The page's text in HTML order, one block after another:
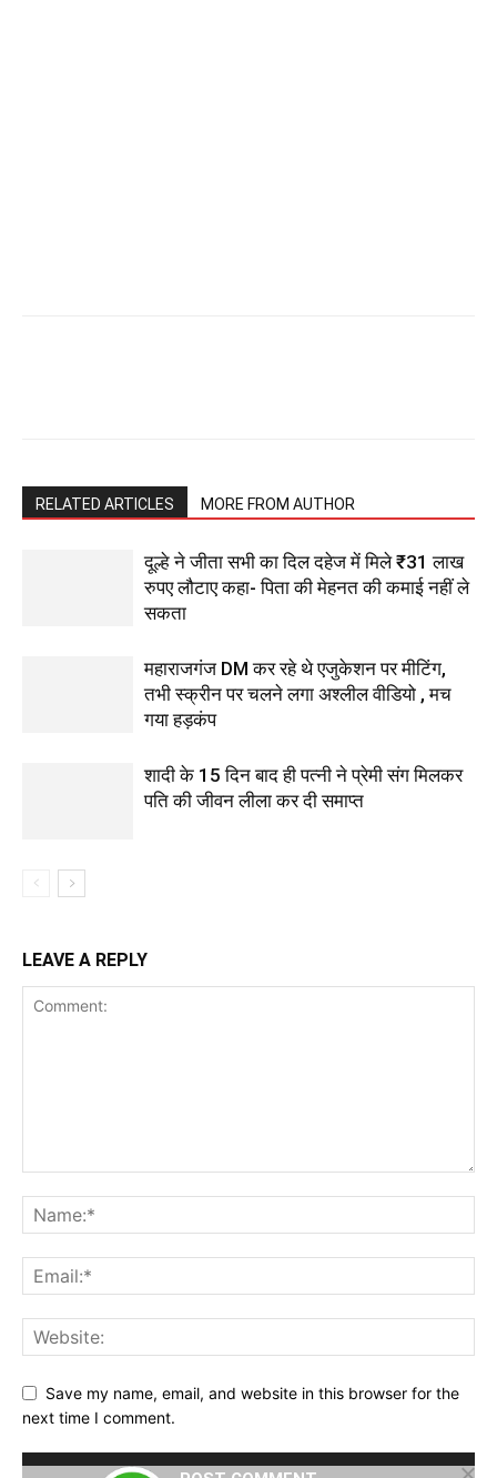
RELATED ARTICLES MORE FROM AUTHOR
दूल्हे ने जीता सभी का दिल दहेज में मिले ₹31 लाख
रुपए लौटाए कहा- पिता की मेहनत की कमाई नहीं ले
सकता
महाराजगंज DM कर रहे थे एजुकेशन पर मीटिंग,
तभी स्क्रीन पर चलने लगा अश्लील वीडियो , मच
गया हड़कंप
शादी के 15 दिन बाद ही पत्नी ने प्रेमी संग मिलकर
पति की जीवन लीला कर दी समाप्त
LEAVE A REPLY
Save my name, email, and website in this browser for the
next time I comment.